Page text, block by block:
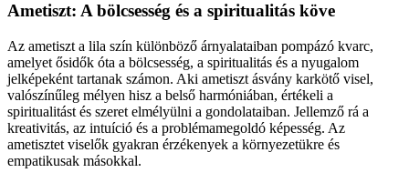
Ametiszt: A bölcsesség és a spiritualitás köve
Az ametiszt a lila szín különböző árnyalataiban pompázó kvarc,
amelyet ősidők óta a bölcsesség, a spiritualitás és a nyugalom
jelképeként tartanak számon. Aki ametiszt ásvány karkötő visel,
valószínűleg mélyen hisz a belső harmóniában, értékeli a
spiritualitást és szeret elmélyülni a gondolataiban. Jellemző rá a
kreativitás, az intuíció és a problémamegoldó képesség. Az
ametisztet viselők gyakran érzékenyek a környezetükre és
empatikusak másokkal.